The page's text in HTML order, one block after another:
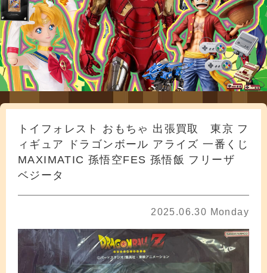
トイフォレスト おもちゃ 出張買取 東京 フ
ィギュア ドラゴンボール アライズ 一番くじ
MAXIMATIC 孫悟空FES 孫悟飯 フリーザ
ベジータ
2025.06.30 Monday